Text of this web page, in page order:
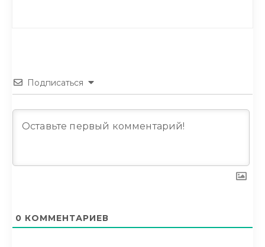
Подписаться
0 КОММЕНТАРИЕВ